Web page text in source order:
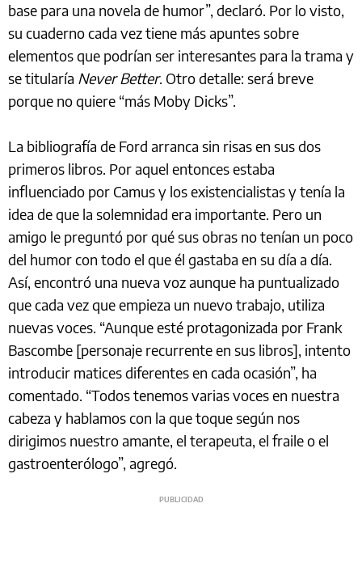
base para una novela de humor”, declaró. Por lo visto,
su cuaderno cada vez tiene más apuntes sobre
elementos que podrían ser interesantes para la trama y
se titularía Never Better. Otro detalle: será breve
porque no quiere “más Moby Dicks”.
La bibliografía de Ford arranca sin risas en sus dos
primeros libros. Por aquel entonces estaba
influenciado por Camus y los existencialistas y tenía la
idea de que la solemnidad era importante. Pero un
amigo le preguntó por qué sus obras no tenían un poco
del humor con todo el que él gastaba en su día a día.
Así, encontró una nueva voz aunque ha puntualizado
que cada vez que empieza un nuevo trabajo, utiliza
nuevas voces. “Aunque esté protagonizada por Frank
Bascombe [personaje recurrente en sus libros], intento
introducir matices diferentes en cada ocasión”, ha
comentado. “Todos tenemos varias voces en nuestra
cabeza y hablamos con la que toque según nos
dirigimos nuestro amante, el terapeuta, el fraile o el
gastroenterólogo”, agregó.